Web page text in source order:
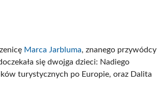
Marca Jarbluma, znanego przywódcy
się dwojga dzieci: Nadiego
turystycznych po Europie, oraz Dalita